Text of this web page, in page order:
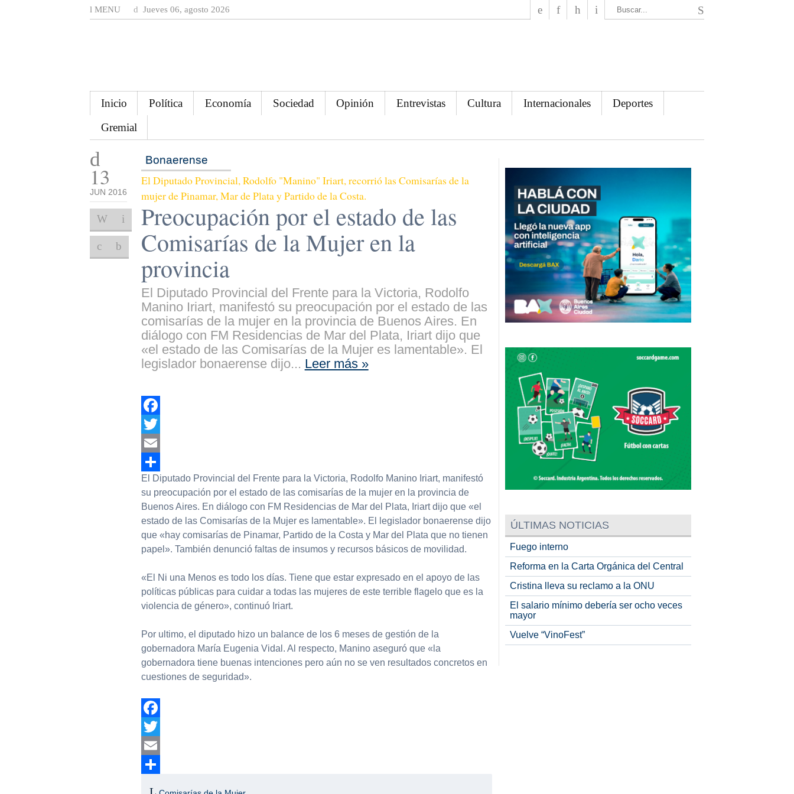
MENU Jueves 06, agosto 2026
Inicio Política Economía Sociedad Opinión Entrevistas Cultura Internacionales
Deportes
Gremial
13
JUN 2016
Bonaerense
El Diputado Provincial, Rodolfo "Manino" Iriart, recorrió las Comisarías de la
mujer de Pinamar, Mar de Plata y Partido de la Costa.
Preocupación por el estado de las
Comisarías de la Mujer en la
provincia
El Diputado Provincial del Frente para la Victoria, Rodolfo
Manino Iriart, manifestó su preocupación por el estado de las
comisarías de la mujer en la provincia de Buenos Aires. En
diálogo con FM Residencias de Mar del Plata, Iriart dijo que
«el estado de las Comisarías de la Mujer es lamentable». El
legislador bonaerense dijo... Leer más »
Facebook
Twitter
Email
Compartir
El Diputado Provincial del Frente para la Victoria, Rodolfo Manino Iriart, manifestó
su preocupación por el estado de las comisarías de la mujer en la provincia de
Buenos Aires. En diálogo con FM Residencias de Mar del Plata, Iriart dijo que «el
estado de las Comisarías de la Mujer es lamentable». El legislador bonaerense dijo
que «hay comisarías de Pinamar, Partido de la Costa y Mar del Plata que no tienen
papel». También denunció faltas de insumos y recursos básicos de movilidad.
«El Ni una Menos es todo los días. Tiene que estar expresado en el apoyo de las
políticas públicas para cuidar a todas las mujeres de este terrible flagelo que es la
violencia de género», continuó Iriart.
Por ultimo, el diputado hizo un balance de los 6 meses de gestión de la
gobernadora María Eugenia Vidal. Al respecto, Manino aseguró que «la
gobernadora tiene buenas intenciones pero aún no se ven resultados concretos en
cuestiones de seguridad».
Facebook
Twitter
Email
ÚLTIMAS NOTICIAS
Fuego interno
Reforma en la Carta Orgánica del Central
Cristina lleva su reclamo a la ONU
El salario mínimo debería ser ocho veces
mayor
Vuelve “VinoFest”